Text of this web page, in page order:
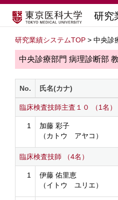
研究
研究業績システムTOP > 中央診
中央診療部門 病理診断部
No. 氏名(カナ)
臨床検査技師主査１０ （1名）
1
加藤 彩子
（カトウ アヤコ）
臨床検査技師 （4名）
1
伊藤 佑里恵
（イトウ ユリエ）